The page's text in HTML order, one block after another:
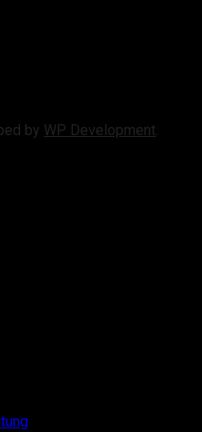
by WP Development.